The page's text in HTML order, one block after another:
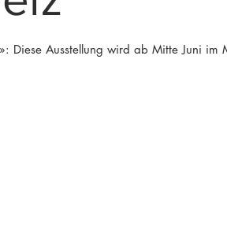
Diese Ausstellung wird ab Mitte Juni im